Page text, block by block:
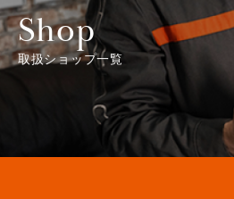
Shop
取扱ショップ一覧